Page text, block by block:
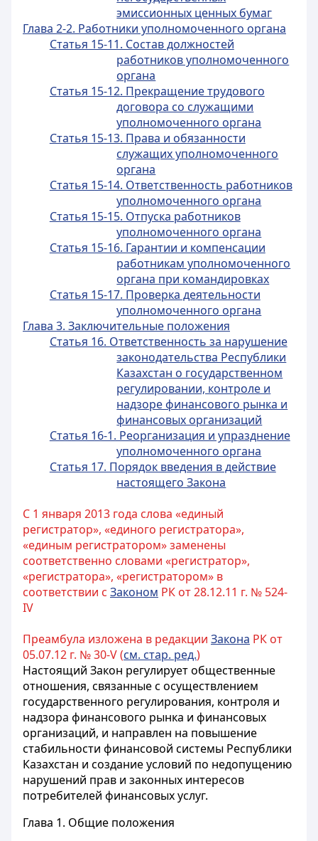
эмиссионных ценных бумаг
Глава 2-2. Работники уполномоченного органа
Статья 15-11. Состав должностей
работников уполномоченного
органа
Статья 15-12. Прекращение трудового
договора со служащими
уполномоченного органа
Статья 15-13. Права и обязанности
служащих уполномоченного
органа
Статья 15-14. Ответственность работников
уполномоченного органа
Статья 15-15. Отпуска работников
уполномоченного органа
Статья 15-16. Гарантии и компенсации
работникам уполномоченного
органа при командировках
Статья 15-17. Проверка деятельности
уполномоченного органа
Глава 3. Заключительные положения
Статья 16. Ответственность за нарушение
законодательства Республики
Казахстан о государственном
регулировании, контроле и
надзоре финансового рынка и
финансовых организаций
Статья 16-1. Реорганизация и упразднение
уполномоченного органа
Статья 17. Порядок введения в действие
настоящего Закона
С 1 января 2013 года слова «единый
регистратор», «единого регистратора»,
«единым регистратором» заменены
соответственно словами «регистратор»,
«регистратора», «регистратором» в
соответствии с Законом РК от 28.12.11 г. № 524-
IV
Преамбула изложена в редакции Закона РК от
05.07.12 г. № 30-V (см. стар. ред.)
Настоящий Закон регулирует общественные
отношения, связанные с осуществлением
государственного регулирования, контроля и
надзора финансового рынка и финансовых
организаций, и направлен на повышение
стабильности финансовой системы Республики
Казахстан и создание условий по недопущению
нарушений прав и законных интересов
потребителей финансовых услуг.
Глава 1. Общие положения